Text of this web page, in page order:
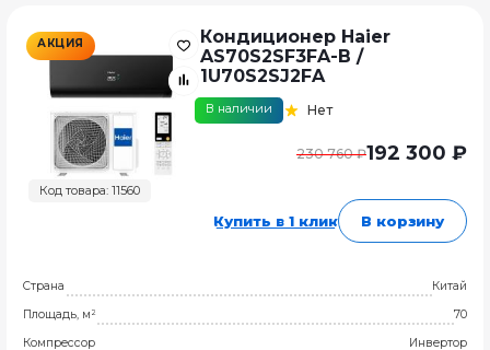
АКЦИЯ
Код товара: 11560
Кондиционер Haier
AS70S2SF3FA-B /
1U70S2SJ2FA
В наличии Нет
230 760 ₽192 300 ₽
Купить в 1 клик В корзину
Страна
Китай
Площадь, м²
70
Компрессор
Инвертор